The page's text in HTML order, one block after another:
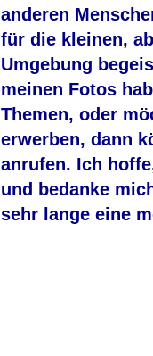
anderen
für die kleinen,
Umgebung
meinen Fotos
Themen, oder
erwerben, dann
anrufen. Ich
und bedanke
sehr lange eine